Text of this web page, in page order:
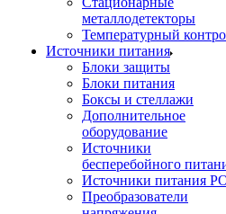
металлодетекторы
Температурный
Источники питания
Блоки защиты
Блоки питания
Боксы и стеллажи
Дополнительное
оборудование
Источники
бесперебойного
Источники питания
Преобразователи